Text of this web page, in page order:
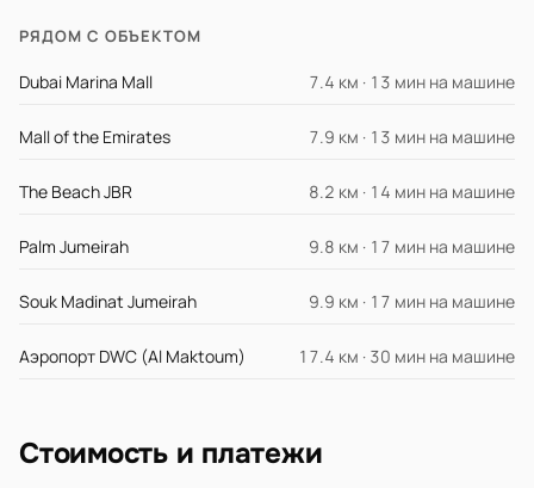
РЯДОМ С ОБЪЕКТОМ
Dubai Marina Mall 7.4 км · 13 мин на машине
Mall of the Emirates 7.9 км · 13 мин на машине
The Beach JBR 8.2 км · 14 мин на машине
Palm Jumeirah 9.8 км · 17 мин на машине
Souk Madinat Jumeirah 9.9 км · 17 мин на машине
Аэропорт DWC (Al Maktoum) 17.4 км · 30 мин на машине
Стоимость и платежи